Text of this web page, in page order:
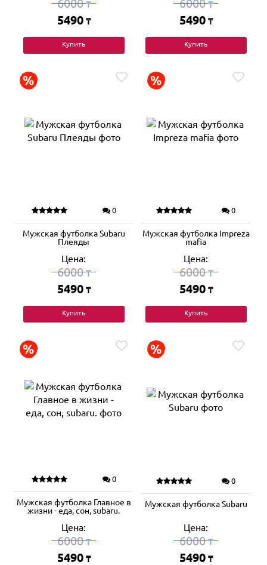
6000₸
5490 ₸
Купить
6000₸
5490 ₸
Купить
0
Мужская футболка Subaru
Плеяды
Цена:
6000₸
5490 ₸
Купить
0
Мужская футболка Impreza
mafia
Цена:
6000₸
5490 ₸
Купить
0
Мужская футболка Главное в
жизни - еда, сон, subaru.
Цена:
6000₸
5490 ₸
0
Мужская футболка Subaru
Цена:
6000₸
5490 ₸